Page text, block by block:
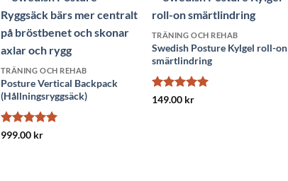
TRÄNING OCH REHAB
Posture Vertical Backpack
(Hållningsryggsäck)
Betygsatt
999.00 kr
TRÄNING OCH REHAB
Swedish Posture Kylgel roll-on
smärtlindring
Betygsatt
149.00 kr